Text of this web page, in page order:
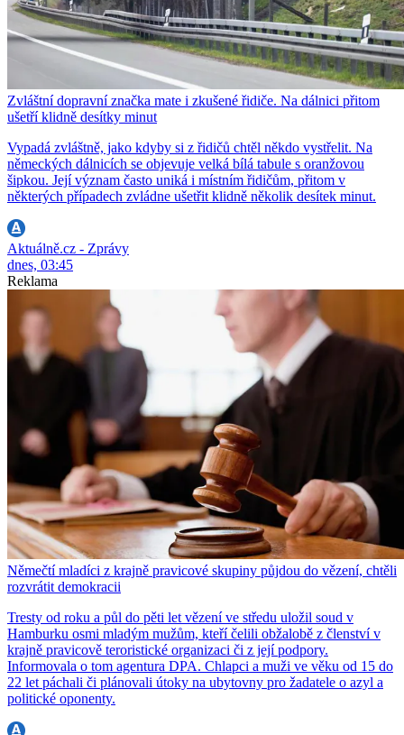
Zvláštní dopravní značka mate i zkušené řidiče. Na dálnici přitom
ušetří klidně desítky minut
Vypadá zvláštně, jako kdyby si z řidičů chtěl někdo vystřelit. Na
německých dálnicích se objevuje velká bílá tabule s oranžovou
šipkou. Její význam často uniká i místním řidičům, přitom v
některých případech zvládne ušetřit klidně několik desítek minut.
Aktuálně.cz - Zprávy
dnes, 03:45
Reklama
Němečtí mladíci z krajně pravicové skupiny půjdou do vězení, chtěli
rozvrátit demokracii
Tresty od roku a půl do pěti let vězení ve středu uložil soud v
Hamburku osmi mladým mužům, kteří čelili obžalobě z členství v
krajně pravicově teroristické organizaci či z její podpory.
Informovala o tom agentura DPA. Chlapci a muži ve věku od 15 do
22 let páchali či plánovali útoky na ubytovny pro žadatele o azyl a
politické oponenty.